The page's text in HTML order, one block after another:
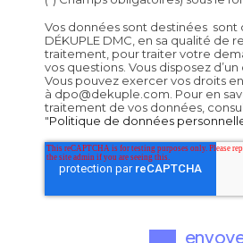
Vos données sont destinées sont
DÉKUPLE DMC, en sa qualité de
traitement, pour traiter votre
vos questions. Vous disposez
Vous pouvez exercer vos droits
à dpo@dekuple.com. Pour en
traitement de vos données,
"Politique de données